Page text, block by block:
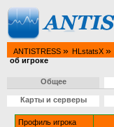
ANTISTRESS » HLstatsX »
об игроке
Общее
Карты и серверы
Профиль игрока